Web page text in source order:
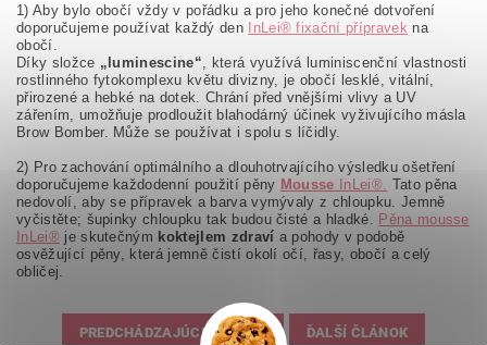
1) Aby bylo obočí vždy v pořádku a pro jeho konečné dotvoření
doporučujeme používat každý den
InLei® fixační přípravek na
obočí.
Díky složce „luminescine“ , která využívá luminiscenční vlastnosti
rostlinného fytokomplexu květu divizny, je obočí lesklé, vitální,
přirozené a hebké na dotek. Chrání před vnějšími vlivy a UV
zářením, umožňuje prodloužit blahodárný účinek vyživujícího másla
Brow Bomber. Může se používat i spolu s líčidly.
2) Pro zachování optimálního a dlouhotrvajícího výsledku ošetření
doporučujeme každodenní použití pěny Mousse InLei®. Tato pěna
nedovolí, aby se přípravek a barva vymývaly z chloupku. Jemně
vyčistěte; šupinky chloupku tak budou čisté a hladké.
Pěna mousse
InLei®je skutečným koktejlem zdraví a pohody v podobě
osvěžující pěny, která jemně čistí okolí očí, řasy, obočí a celý
obličej.
PREDCHÁDZAJÚCI ČLÁNOK ĎALŠÍ ČLÁNOK